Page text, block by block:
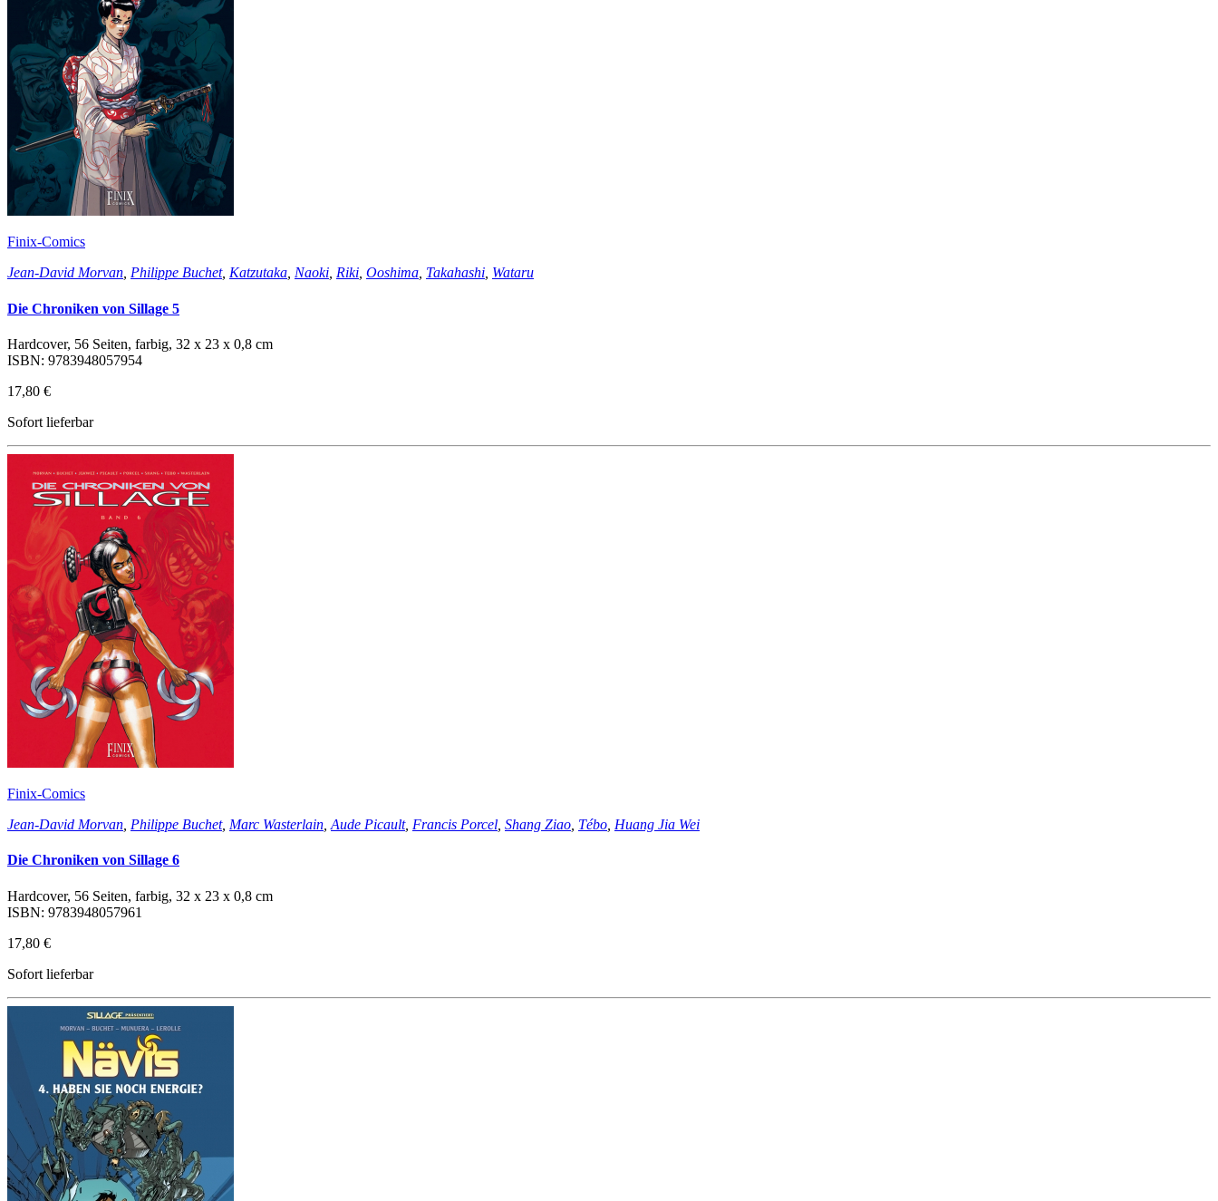
Finix-Comics
Jean-David Morvan, Philippe Buchet, Katzutaka, Naoki, Riki, Ooshima, Takahashi, Wataru
Die Chroniken von Sillage 5
Hardcover, 56 Seiten, farbig, 32 x 23 x 0,8 cm
ISBN: 9783948057954
17,80 €
Sofort lieferbar
Finix-Comics
Jean-David Morvan Philippe Buchet, Marc Wasterlain Aude Picault, Francis Porcel Shang Ziao Tébo Huang Jia Wei
Die Chroniken von Sillage 6
Hardcover, 56 Seiten, farbig, 32 x 23 x 0,8 cm
ISBN: 9783948057961
17,80 €
Sofort lieferbar